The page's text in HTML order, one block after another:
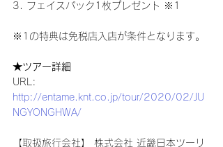
3. フェイスパック1枚プレゼント ※1
※1の特典は免税店入店が条件となります。
★ツアー詳細
URL:
http://entame.knt.co.jp/tour/2020/02/JU
NGYONGHWA/
【取扱旅行会社】 株式会社 近畿日本ツーリ